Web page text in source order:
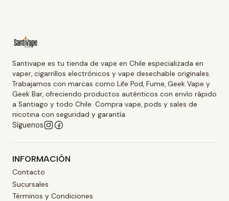
Santivape es tu tienda de vape en Chile especializada en
vaper, cigarrillos electrónicos y vape desechable originales.
Trabajamos con marcas como Life Pod, Fume, Geek Vape y
Geek Bar, ofreciendo productos auténticos con envío rápido
a Santiago y todo Chile. Compra vape, pods y sales de
nicotina con seguridad y garantía.
Síguenos
INFORMACIÓN
Contacto
Sucursales
Términos y Condiciones